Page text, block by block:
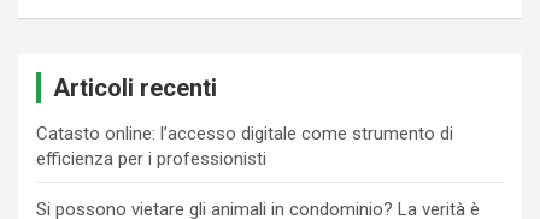
Articoli recenti
Catasto online: l’accesso digitale come strumento di
efficienza per i professionisti
Si possono vietare gli animali in condominio? La verità è